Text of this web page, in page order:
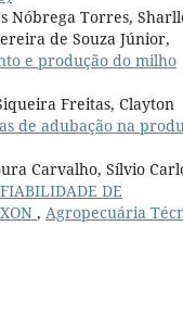
Nóbrega Torres,
de Souza Júnior,
e produção do milho
Freitas, Clayton
de adubação na
Carvalho, Sílvio
DE
, Agropecuária